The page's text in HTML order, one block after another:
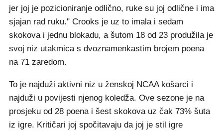
jer joj je pozicioniranje odlično, ruke su joj odlične i ima
sjajan rad ruku." Crooks je uz to imala i sedam
skokova i jednu blokadu, a šutom 18 od 23 produžila je
svoj niz utakmica s dvoznamenkastim brojem poena
na 71 zaredom.
To je najduži aktivni niz u ženskoj NCAA košarci i
najduži u povijesti njenog koledža. Ove sezone je na
prosjeku od 28 poena i šest skokova uz čak 73% šuta
iz igre. Kritičari joj spočitavaju da joj je stil igre